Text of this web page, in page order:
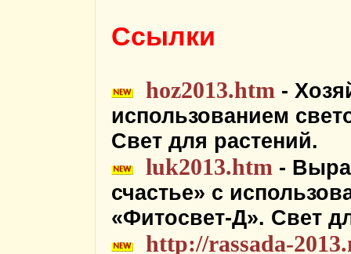
Ссылки
hoz2013.htm -
использованием
Свет для растений.
luk2013.htm -
счастье» с
«Фитосвет-Д». Свет
http://rassada-